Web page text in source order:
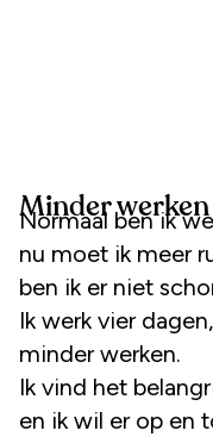
Minder werken
Normaal ben ik
nu moet ik meer
ben ik er niet
Ik werk vier
minder werken.
Ik vind het
en ik wil er op en